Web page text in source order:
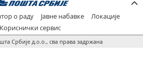
о раду Јавне набавке
Локације
Кориснички сервис
Србије д.о.о., сва права задржана